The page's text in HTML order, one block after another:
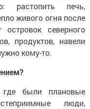
растопить печь,
живого огня после
северного
продуктов, навели
кому-то.
были плановые
люди,